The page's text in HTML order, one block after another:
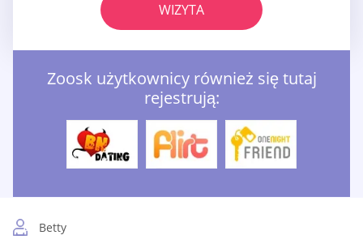
WIZYTA
Zoosk użytkownicy również się tutaj
rejestrują:
Betty